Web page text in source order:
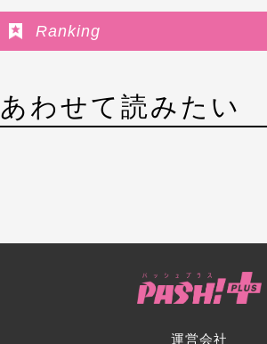
Ranking
あわせて読みたい
運営会社